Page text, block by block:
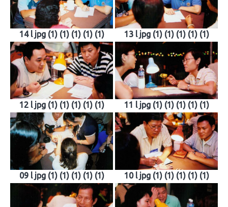
14 l jpg (1) (1) (1) (1) (1) 13 l jpg (1) (1) (1) (1) (1)
12 l jpg (1) (1) (1) (1) (1) 11 l jpg (1) (1) (1) (1) (1)
09 l jpg (1) (1) (1) (1) (1) 10 l jpg (1) (1) (1) (1) (1)